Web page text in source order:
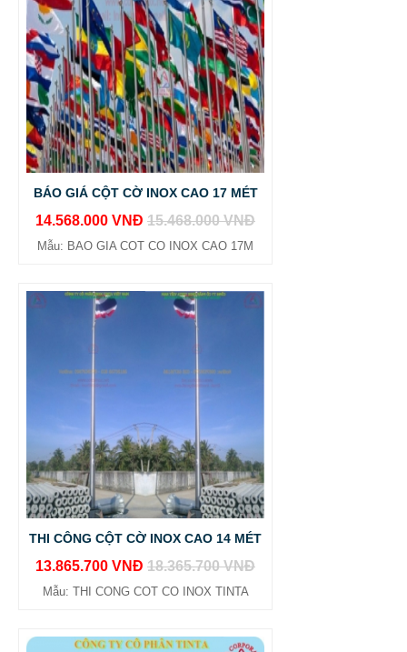
BÁO GIÁ CỘT CỜ INOX CAO 17 MÉT
14.568.000 VNĐ 15.468.000 VNĐ
Mẫu: BAO GIA COT CO INOX CAO 17M
THI CÔNG CỘT CỜ INOX CAO 14 MÉT
13.865.700 VNĐ 18.365.700 VNĐ
Mẫu: THI CONG COT CO INOX TINTA